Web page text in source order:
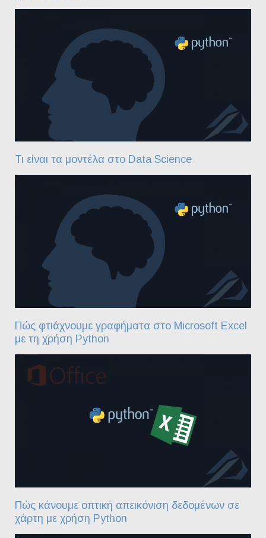
Τι είναι τα μοντέλα στο Data Science
Πώς φτιάχνουμε γραφήματα στο Microsoft Excel
με τη χρήση Python
Πώς κάνουμε οπτική απεικόνιση δεδομένων σε
χάρτη με χρήση Python